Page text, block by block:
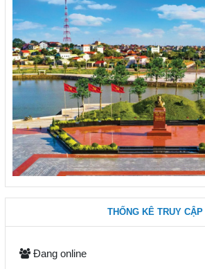
THỐNG KÊ TRUY CẬP
Đang online